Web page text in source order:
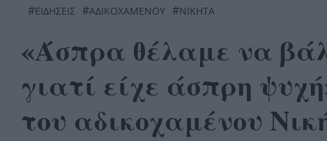
#ΕΙΔΗΣΕΙΣ #ΑΔΙΚΟΧΑΜΈΝΟΥ #ΝΙΚΗΤΑ
«Άσπρα θέλαμε να
γιατί είχε άσπρη
του αδικοχαμένου